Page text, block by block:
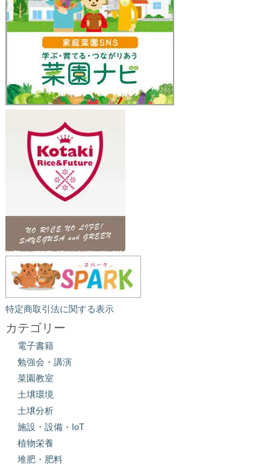
特定商取引法に関する表示
カテゴリー
電子書籍
勉強会・講演
菜園教室
土壌環境
土壌分析
施設・設備・IoT
植物栄養
堆肥・肥料